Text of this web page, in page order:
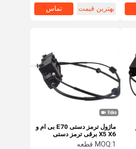
بهترین قیمت
تماس
ماژول ترمز دستی E70 بی ام و
X5 X6 برقی ترمز دستی
34436850289
MOQ:1 قطعه